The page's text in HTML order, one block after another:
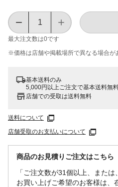
最大注文数は0です
※価格は​店舗や​掲載場所で​異なる​場合が​
基本送料のみ
5,000円以上ご注文で基本送料無
店舗での受取は送料無料
送料について
店舗受取のお支払いについて
商品のお見積りご注文はこちら
「ご注文数が31個以上、また
お買い上げご希望のお客様は、